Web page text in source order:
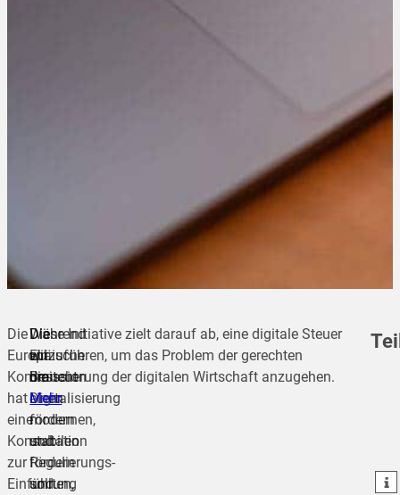
Die
Europäische
Kommission
hat
eine
Konsultation
zur
Einführung
Die
EU
braucht
einen
modernen,
stabilen
Regulierungs-
und
Während
wir
die
Digitalisierung
fördern
und
fördern
sollten,
Diese Initiative zielt darauf ab, eine digitale Steuer
einzuführen, um das Problem der gerechten
Besteuerung der digitalen Wirtschaft anzugehen.
Mehr
teilen